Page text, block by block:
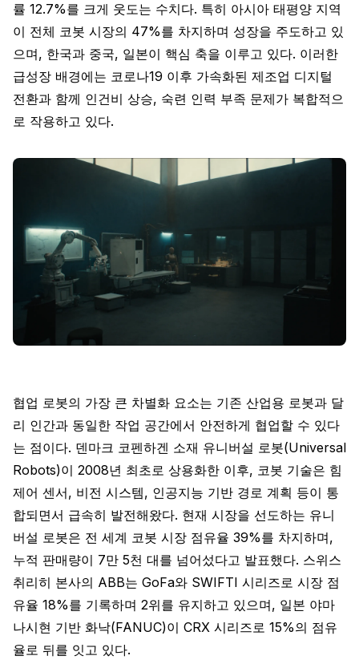
률 12.7%를 크게 웃도는 수치다. 특히 아시아 태평양 지역
이 전체 코봇 시장의 47%를 차지하며 성장을 주도하고 있
으며, 한국과 중국, 일본이 핵심 축을 이루고 있다. 이러한
급성장 배경에는 코로나19 이후 가속화된 제조업 디지털
전환과 함께 인건비 상승, 숙련 인력 부족 문제가 복합적으
로 작용하고 있다.
협업 로봇의 가장 큰 차별화 요소는 기존 산업용 로봇과 달
리 인간과 동일한 작업 공간에서 안전하게 협업할 수 있다
는 점이다. 덴마크 코펜하겐 소재 유니버설 로봇(Universal
Robots)이 2008년 최초로 상용화한 이후, 코봇 기술은 힘
제어 센서, 비전 시스템, 인공지능 기반 경로 계획 등이 통
합되면서 급속히 발전해왔다. 현재 시장을 선도하는 유니
버설 로봇은 전 세계 코봇 시장 점유율 39%를 차지하며,
누적 판매량이 7만 5천 대를 넘어섰다고 발표했다. 스위스
취리히 본사의 ABB는 GoFa와 SWIFTI 시리즈로 시장 점
유율 18%를 기록하며 2위를 유지하고 있으며, 일본 야마
나시현 기반 화낙(FANUC)이 CRX 시리즈로 15%의 점유
율로 뒤를 잇고 있다.